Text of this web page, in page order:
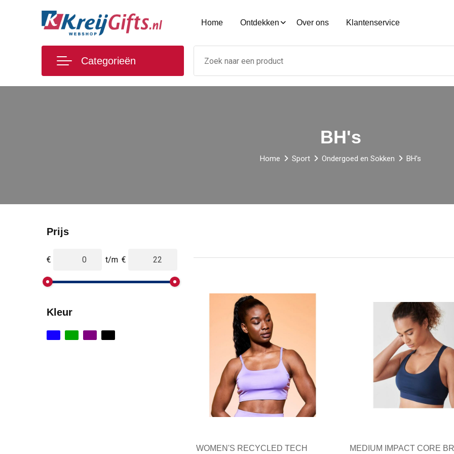
Home Ontdekken Over ons Klantenservice
Categorieën
BH's
Home Sport Ondergoed en Sokken BH's
Prijs
€ t/m €
Kleur
WOMEN'S RECYCLED TECH
MEDIUM IMPACT CORE